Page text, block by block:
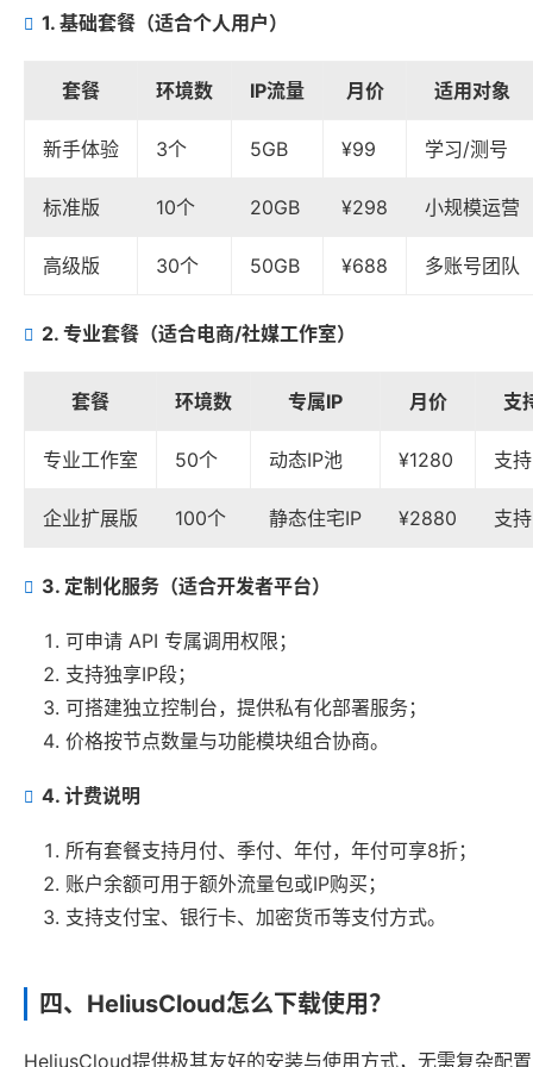
1. 基础套餐（适合个人用户）
套餐 环境数 IP流量 月价 适用对象
新手体验 3个 5GB ¥99 学习/测号
标准版 10个 20GB ¥298 小规模运营
高级版 30个 50GB ¥688 多账号团队
2. 专业套餐（适合电商/社媒工作室）
套餐 环境数 专属IP 月价 支
专业工作室 50个 动态IP池 ¥1280 支持
企业扩展版 100个 静态住宅IP ¥2880 支
3. 定制化服务（适合开发者平台）
可申请 API 专属调用权限；
支持独享IP段；
可搭建独立控制台，提供私有化部署服务；
价格按节点数量与功能模块组合协商。
4. 计费说明
所有套餐支持月付、季付、年付，年付可享8折；
账户余额可用于额外流量包或IP购买；
支持支付宝、银行卡、加密货币等支付方式。
四、HeliusCloud怎么下载使用？
HeliusCloud提供极其友好的安装与使用方式，无需复杂配